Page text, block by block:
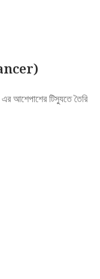
আশেপাশের টিস্যুতে তৈরি